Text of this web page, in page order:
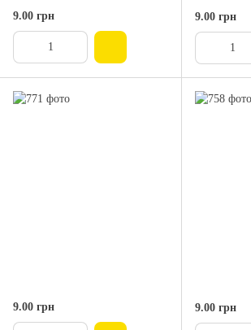
9.00 грн 9.00 грн
9.00 грн 9.00 грн